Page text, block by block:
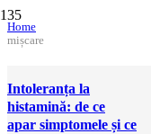
Home
mișcare
Intoleranța la
histamină: de ce
apar simptomele și ce